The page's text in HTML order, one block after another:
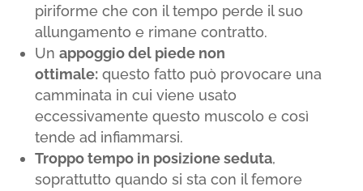
piriforme che con il tempo perde il suo
allungamento e rimane contratto.
Un appoggio del piede non
ottimale:questo fatto può provocare una
camminata in cui viene usato
eccessivamente questo muscolo e così
tende ad infiammarsi.
Troppo tempo in posizione seduta,
soprattutto quando si sta con il femore